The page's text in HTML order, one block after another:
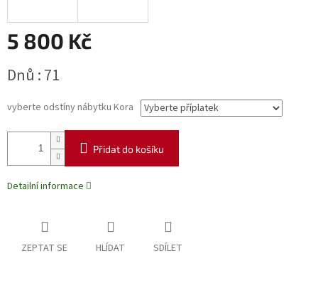
5 800 Kč
cena:
Dnů : 71
vyberte odstíny nábytku Kora
Přidat do košíku
Detailní informace
ZEPTAT SE HLÍDAT SDÍLET